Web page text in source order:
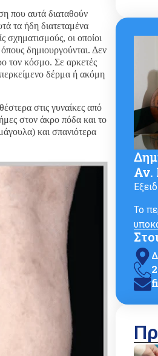
που αυτά διαταθούν
τα ήδη διατεταμένα
σχηματισμούς, οι οποίοι
δημιουργούνται. Δεν
τον κόσμο. Σε αρκετές
δέρμα ή ακόμη
στις γυναίκες από
στον άκρο πόδα και το
και σπανιότερα
Αν.
Το